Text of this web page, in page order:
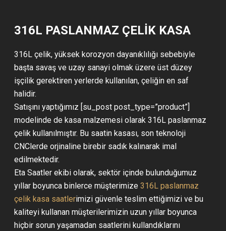
316L PASLANMAZ ÇELİK KASA
316L çelik, yüksek korozyon dayanıklılığı sebebiyle
başta savaş ve uzay sanayi olmak üzere üst düzey
işçilik gerektiren yerlerde kullanılan, çeliğin en saf
halidir.
Satışını yaptığımız [su_post post_type=”product”]
modelinde de kasa malzemesi olarak 316L paslanmaz
çelik kullanılmıştır. Bu saatin kasası, son teknoloji
CNClerde orjinaline birebir sadık kalınarak imal
edilmektedir.
Eta Saatler ekibi olarak, sektör içinde bulunduğumuz
yıllar boyunca binlerce müşterimize316L paslanmaz
çelik kasa saatlerimizi güvenle teslim ettiğimizi ve bu
kaliteyi kullanan müşterilerimizin uzun yıllar boyunca
hiçbir sorun yaşamadan saatlerini kullandıklarını